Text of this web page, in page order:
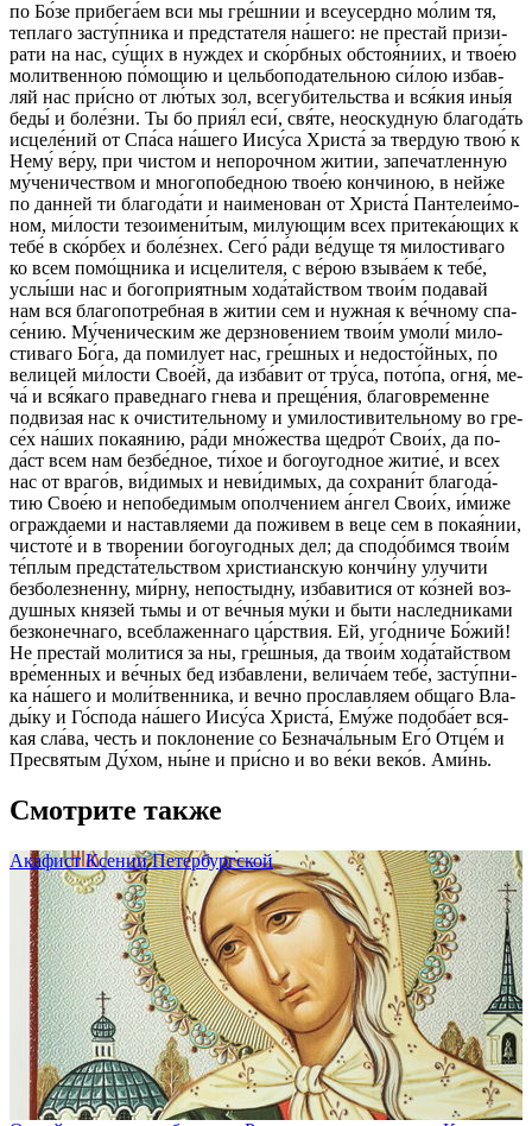
по Бо́­зе при­бе­га́­ем вси мы гре́ш­нии и все­усерд­но мо́­лим тя,
теп­ла­го за­сту́п­ни­ка и пред­ста­те­ля на́­ше­го: не пре­стай при­зи­
ра­ти на нас, су́­щих в нуж­дех и ско́рб­ных об­стоя́­ни­их, и твое́ю
мо­лит­вен­ною по́­мо­щию и цель­бо­по­да­тель­ною си́­лою из­бав­
ляй нас при́с­но от лю́­тых зол, все­гу­би­тель­ства и вся́­кия ины́я
бе­ды́ и бо­ле́з­ни. Ты бо при­я́л еси́, свя́­те, не­ос­куд­ную бла­го­да́ть
ис­це­ле́­ний от Спа́­са на́­ше­го Иису́­са Хри­ста́ за твер­дую твою́ к
Не­му́ ве́­ру, при чис­том и не­по­роч­ном жи­тии, за­пе­чат­лен­ную
му́­че­ни­чест­вом и мно­го­по­бед­ною твое́ю кон­чи­ною, в ней­же
по дан­ней ти бла­го­да́­ти и на­име­но­ван от Хри­ста́ Пан­те­леи́­мо­
ном, ми́­лос­ти те­зо­име­ни́­тым, ми­лую­щим всех при­те­ка́ю­щих к
те­бе́ в ско́р­бех и бо­ле́з­нех. Се­го́ ра́­ди ве́­ду­ще тя ми­ло­сти­ва­го
ко всем по­мо́щ­ни­ка и ис­це­ли­те­ля, с ве́­рою взы­ва́­ем к те­бе́,
услы́­ши нас и бо­го­приятным хо­да́­тай­ством тво­и́м по­да­вай
нам вся бла­го­по­треб­ная в жи­тии сем и нуж­ная к ве́ч­но­му спа­
се́­нию. Му́­че­ни­чес­ким же дерз­но­ве­ни­ем тво­и́м умо­ли́ ми­ло­
сти­ва­го Бо́­га, да по­ми­лу­ет нас, гре́ш­ных и не­до­сто́й­ных, по
ве­ли­цей ми́­лос­ти Свое́й, да из­ба́­вит от тру́­са, по­то́­па, ог­ня́, ме­
ча́ и вся́­ка­го пра­вед­на­го гне­ва и пре­ще́­ния, бла­го­вре­мен­не
под­ви­зая нас к очис­ти­тель­но­му и уми­ло­сти­ви­тель­но­му во гре­
се́х на́­ших по­кая­нию, ра́­ди мно́­жест­ва щед­ро́т Сво­и́х, да по­
да́ст всем нам без­бе́дное, ти́­хое и бо­го­угод­ное жи­тие́, и всех
нас от вра­го́в, ви́­ди­мых и не­ви́­ди­мых, да со­хра­ни́т бла­го­да́­
тию Свое́ю и непобедимым опол­че­ни­ем а́н­гел Сво­и́х, и́ми­же
ограж­дае­ми и нас­тав­ля­еми да по­жи­вем в ве­це сем в по­кая́­нии,
чис­то­те́ и в тво­ре­нии бо­го­угод­ных дел; да спо­до́­бим­ся тво­и́м
те́п­лым пред­ста́­тель­ством хри­сти­ан­скую кон­чи́­ну улу­чи­ти
без­бо­лез­нен­ну, ми́­рну, не­пос­тыд­ну, из­ба­ви­ти­ся от ко́з­ней воз­
душ­ных кня­зей тьмы и от ве́ч­ныя му́­ки и бы­ти нас­лед­ни­ками
без­ко­неч­на­го, все­бла­жен­на­го ца́рст­вия. Ей, уго́д­ни­че Бо́­жий!
Не пре­стай моли­ти­ся за ны, гре́ш­ныя, да тво­и́м хо­да́­тай­ством
вре́­мен­ных и ве́ч­ных бед из­бав­ле­ни, ве­ли­ча́­ем те­бе́, за­сту́п­ни­
ка на́­ше­го и мо­ли́т­вен­ни­ка, и веч­но про­сла­вля­ем об­ща­го Вла­
ды́­ку и Го́с­по­да на́­ше­го Иису́­са Хри­ста́, Ему́­же по­до­ба́­ет вся­
кая сла́­ва, честь и по­кло­не­ние со Без­на­ча́ль­ным Его́ От­це́м и
Пре­свя­тым Ду́­хом, ны́­не и при́с­но и во ве́­ки ве­ко́в. Ами́нь.
Смотрите также
Акафист Ксении Петербургской